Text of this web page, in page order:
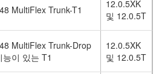
MultiFlex Trunk-T1
12.0.5XK
및 12.0.5T
MultiFlex Trunk-Drop
이 있는 T1
12.0.5XK
및 12.0.5T